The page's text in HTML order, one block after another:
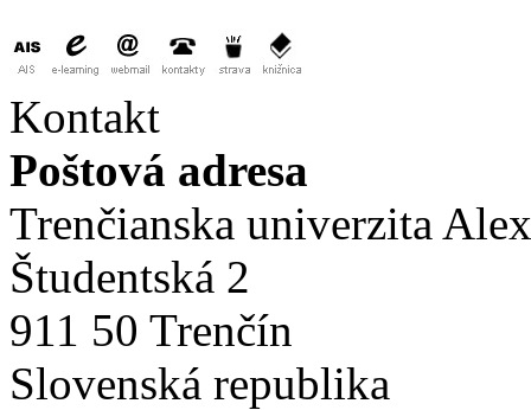
Kontakt
Poštová adresa
Trenčianska univerzita
Študentská 2
911 50 Trenčín
Slovenská republika